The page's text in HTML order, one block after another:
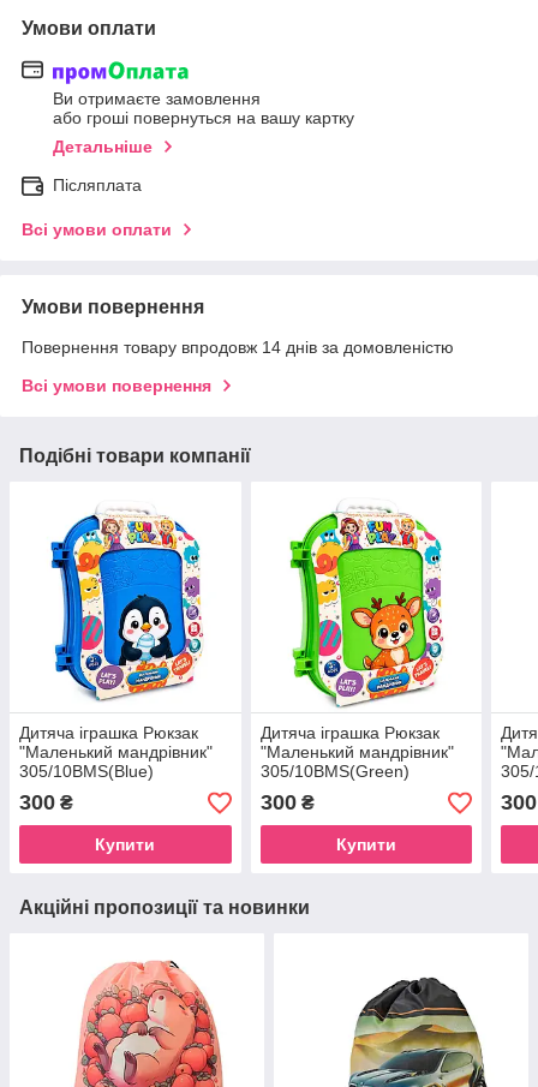
Умови оплати
Ви отримаєте замовлення
або гроші повернуться на вашу картку
Детальніше
Післяплата
Всі умови оплати
Умови повернення
Повернення товару впродовж 14 днів за домовленістю
Всі умови повернення
Подібні товари компанії
Дитяча іграшка Рюкзак
"Маленький мандрівник"
305/10BMS(Blue)
28х12х25 см
300 ₴
Купити
Дитяча іграшка Рюкзак
"Маленький мандрівник"
305/10BMS(Green)
28х12х25 см
300₴
Купити
305/
см
300
Акційні пропозиції та новинки